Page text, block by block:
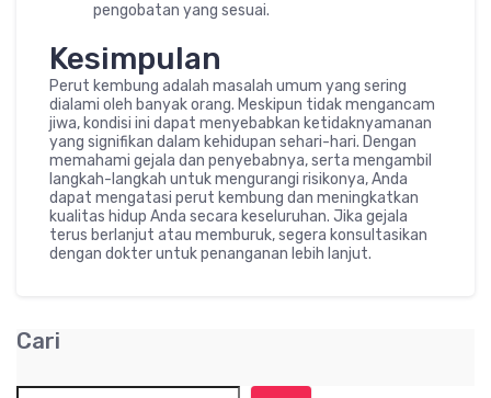
pengobatan yang sesuai.
Kesimpulan
Perut kembung adalah masalah umum yang sering
dialami oleh banyak orang. Meskipun tidak mengancam
jiwa, kondisi ini dapat menyebabkan ketidaknyamanan
yang signifikan dalam kehidupan sehari-hari. Dengan
memahami gejala dan penyebabnya, serta mengambil
langkah-langkah untuk mengurangi risikonya, Anda
dapat mengatasi perut kembung dan meningkatkan
kualitas hidup Anda secara keseluruhan. Jika gejala
terus berlanjut atau memburuk, segera konsultasikan
dengan dokter untuk penanganan lebih lanjut.
Cari